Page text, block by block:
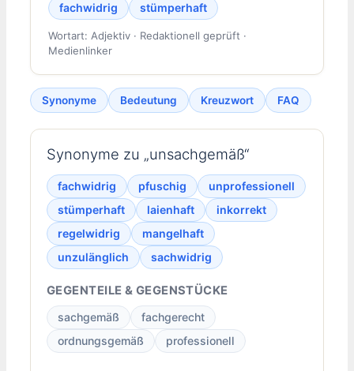
fachwidrig
stümperhaft
Wortart: Adjektiv · Redaktionell geprüft ·
Medienlinker
Synonyme Bedeutung Kreuzwort FAQ
Synonyme zu „unsachgemäß“
fachwidrig pfuschig
unprofessionell
stümperhaft
laienhaft
inkorrekt
regelwidrig
mangelhaft
unzulänglich
sachwidrig
GEGENTEILE & GEGENSTÜCKE
sachgemäß
fachgerecht
ordnungsgemäß
professionell